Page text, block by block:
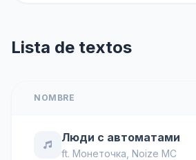
Lista de textos
NOMBRE
Люди с автоматами
ft. Монеточка Noize MC